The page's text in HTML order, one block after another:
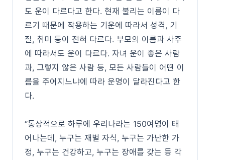
도 운이 다르다고 한다. 현재 불리는 이름이 다
르기 때문에 작용하는 기운에 따라서 성격, 기
질, 취미 등이 전혀 다르다. 부모의 이름과 사주
에 따라서도 운이 다르다. 자녀 운이 좋은 사람
과, 그렇지 않은 사람 등, 모든 사람들이 어떤 이
름을 주어지느냐에 따라 운명이 달라진다고 한
다.
“통상적으로 하루에 우리나라는 150여명이 태
어나는데, 누구는 재벌 자식, 누구는 가난한 가
정, 누구는 건강하고, 누구는 장애를 갖는 등 각